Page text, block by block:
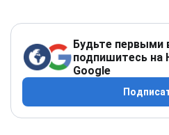
Будьте первыми
подпишитесь на
Google